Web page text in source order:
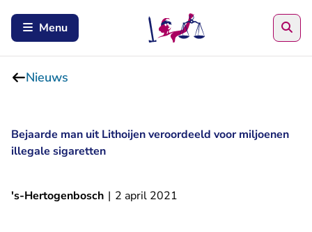
Menu
Nieuws
Bejaarde man uit Lithoijen veroordeeld voor miljoenen
illegale sigaretten
's-Hertogenbosch | 2 april 2021